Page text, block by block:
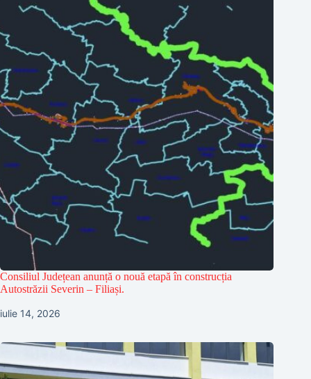
Consiliul Județean anunță o nouă etapă în construcția
Autostrăzii Severin – Filiași.
iulie 14, 2026